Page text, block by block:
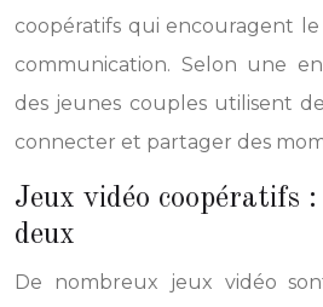
coopératifs qui encouragent
communication. Selon une
des jeunes couples utilisent
connecter et partager des
Jeux vidéo coopératifs
deux
De nombreux jeux vidéo